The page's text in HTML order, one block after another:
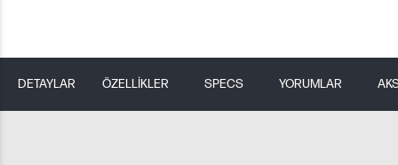
DETAYLAR ÖZELLİKLER SPECS YORUMLAR